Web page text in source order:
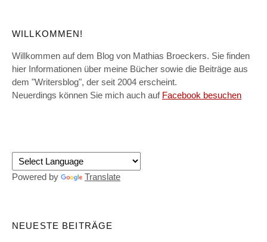
WILLKOMMEN!
Willkommen auf dem Blog von Mathias Broeckers. Sie finden
hier Informationen über meine Bücher sowie die Beiträge aus
dem "Writersblog", der seit 2004 erscheint.
Neuerdings können Sie mich auch auf Facebook besuchen
Powered by Translate
NEUESTE BEITRÄGE